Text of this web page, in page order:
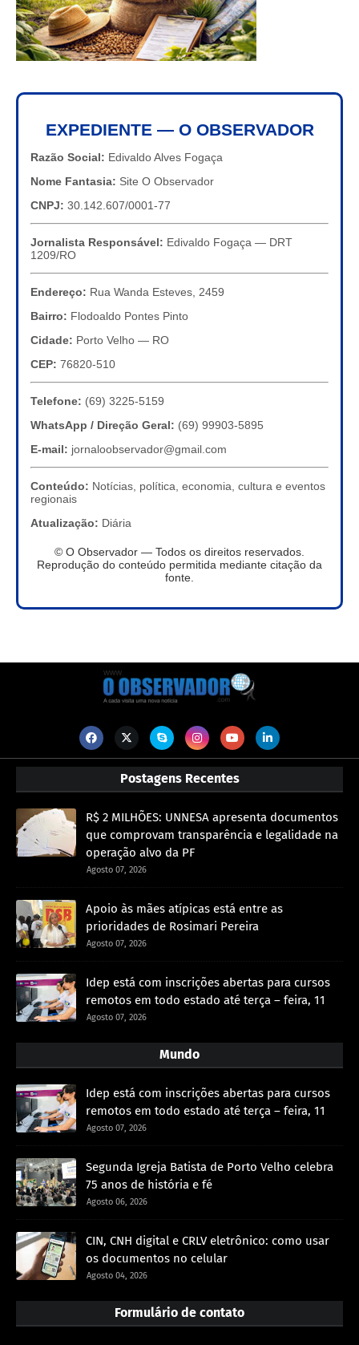
EXPEDIENTE — O OBSERVADOR
Razão Social: Edivaldo Alves Fogaça
Nome Fantasia: Site O Observador
CNPJ: 30.142.607/0001-77
Jornalista Responsável: Edivaldo Fogaça — DRT
1209/RO
Endereço: Rua Wanda Esteves, 2459
Bairro: Flodoaldo Pontes Pinto
Cidade: Porto Velho — RO
CEP: 76820-510
Telefone: (69) 3225-5159
WhatsApp / Direção Geral: (69) 99903-5895
E-mail: jornaloobservador@gmail.com
Conteúdo: Notícias, política, economia, cultura e eventos
regionais
Atualização: Diária
© O Observador — Todos os direitos reservados.
Reprodução do conteúdo permitida mediante citação da
fonte.
Postagens Recentes
R$ 2 MILHÕES: UNNESA apresenta documentos
que comprovam transparência e legalidade na
operação alvo da PF
Agosto 07, 2026
Apoio às mães atípicas está entre as
prioridades de Rosimari Pereira
Agosto 07, 2026
Idep está com inscrições abertas para cursos
remotos em todo estado até terça – feira, 11
Agosto 07, 2026
Mundo
Idep está com inscrições abertas para cursos
remotos em todo estado até terça – feira, 11
Agosto 07, 2026
Segunda Igreja Batista de Porto Velho celebra
75 anos de história e fé
Agosto 06, 2026
CIN, CNH digital e CRLV eletrônico: como usar
os documentos no celular
Agosto 04, 2026
Formulário de contato